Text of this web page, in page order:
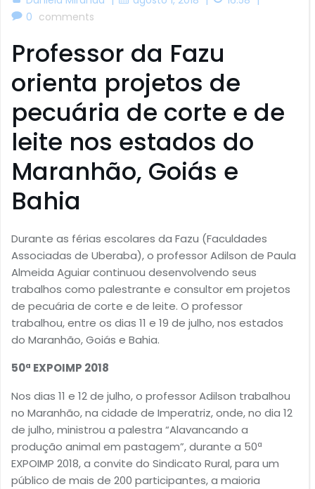
0 comments
Professor da Fazu
orienta projetos de
pecuária de corte e de
leite nos estados do
Maranhão, Goiás e
Bahia
Durante as férias escolares da Fazu (Faculdades
Associadas de Uberaba), o professor Adilson de Paula
Almeida Aguiar continuou desenvolvendo seus
trabalhos como palestrante e consultor em projetos
de pecuária de corte e de leite. O professor
trabalhou, entre os dias 11 e 19 de julho, nos estados
do Maranhão, Goiás e Bahia.
50ª EXPOIMP 2018
Nos dias 11 e 12 de julho, o professor Adilson trabalhou
no Maranhão, na cidade de Imperatriz, onde, no dia 12
de julho, ministrou a palestra “Alavancando a
produção animal em pastagem”, durante a 50ª
EXPOIMP 2018, a convite do Sindicato Rural, para um
público de mais de 200 participantes, a maioria